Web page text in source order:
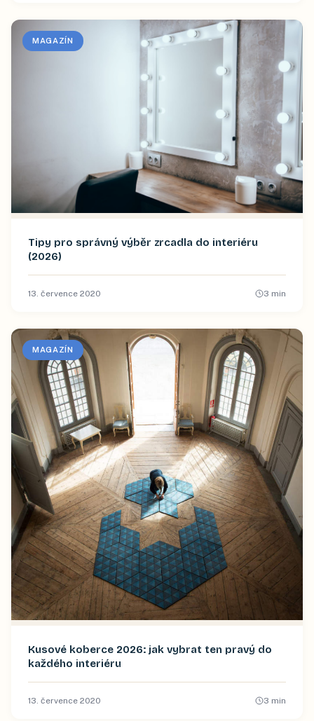
MAGAZÍN
Tipy pro správný výběr zrcadla do interiéru
(2026)
13. července 2020 3 min
MAGAZÍN
Kusové koberce 2026: jak vybrat ten pravý do
každého interiéru
13. července 2020 3 min